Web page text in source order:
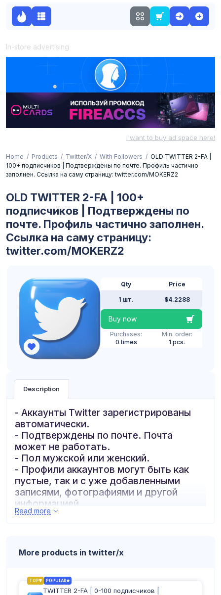
In-store advertising
I want to buy ad space here!
Home Products Twitter/X With Followers
OLD TWITTER 2-FA |
100+ подписчиков | Подтверждены по почте. Профиль частично
заполнен. Ссылка на саму страницу: twitter.com/MOKERZ2
OLD TWITTER 2-FA | 100+
подписчиков | Подтверждены по
почте. Профиль частично заполнен.
Ссылка на саму страницу:
twitter.com/MOKERZ2
Qty
1 шт.
Price
$4.2288
Buy now
Purchases:
0 times
Min. order:
1 pcs.
Description
- Аккаунты Twitter зарегистрированы
автоматически.
- Подтверждены по почте. Почта
может не работать.
- Пол мужской или женский.
- Профили аккаунтов могут быть как
пустые, так и с уже добавленными
записями, фотографиями и другой
информацией.
- Зарегистрированы с ip разных стран
логин:пароль:почта:пароль_почты:2-FA
ы:2-FA
Read more
More products in twitter/x
TOP POPULAR
TWITTER 2-FA | 0-100 подписчиков |